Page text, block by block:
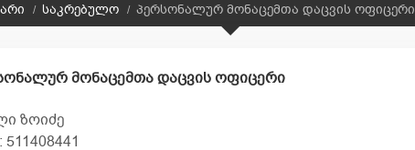
საკრებულო პერსონალურ მონაცემთა დაცვის ოფიცერი
მონაცემთა დაცვის ოფიცერი
ზოიძე